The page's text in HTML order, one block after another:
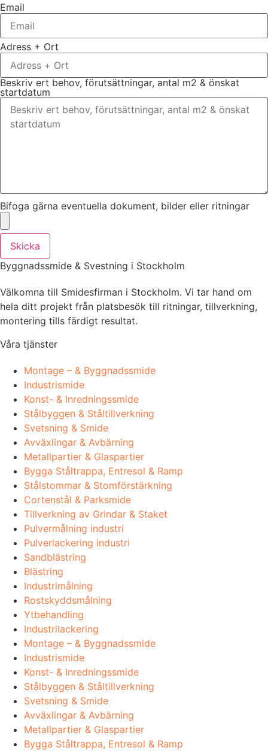
Email
Adress + Ort
Beskriv ert behov, förutsättningar, antal m2 & önskat
startdatum
Bifoga gärna eventuella dokument, bilder eller ritningar
Skicka
Byggnadssmide & Svestning i Stockholm
Välkomna till Smidesfirman i Stockholm. Vi tar hand om
hela ditt projekt från platsbesök till ritningar, tillverkning,
montering tills färdigt resultat.
Våra tjänster
Montage – & Byggnadssmide
Industrismide
Konst- & Inredningssmide
Stålbyggen & Ståltillverkning
Svetsning & Smide
Avväxlingar & Avbärning
Metallpartier & Glaspartier
Bygga Ståltrappa, Entresol & Ramp
Stålstommar & Stomförstärkning
Cortenstål & Parksmide
Tillverkning av Grindar & Staket
Pulvermålning industri
Pulverlackering industri
Sandblästring
Blästring
Industrimålning
Rostskyddsmålning
Ytbehandling
Industrilackering
Montage – & Byggnadssmide
Industrismide
Konst- & Inredningssmide
Stålbyggen & Ståltillverkning
Svetsning & Smide
Avväxlingar & Avbärning
Metallpartier & Glaspartier
Bygga Ståltrappa, Entresol & Ramp